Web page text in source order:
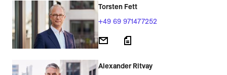
Torsten Fett
+49 69 971477252
Alexander Ritvay